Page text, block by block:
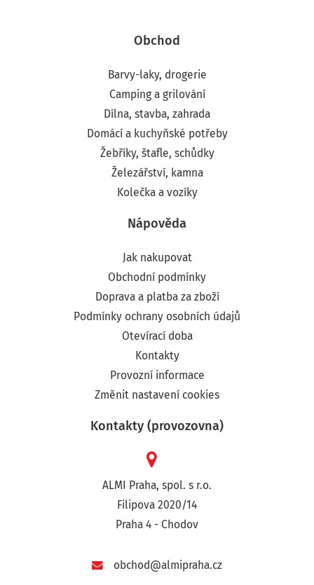
Obchod
Barvy-laky, drogerie
Camping a grilování
Dílna, stavba, zahrada
Domácí a kuchyňské potřeby
Žebříky, štafle, schůdky
Železářství, kamna
Kolečka a vozíky
Nápověda
Jak nakupovat
Obchodní podmínky
Doprava a platba za zboží
Podmínky ochrany osobních údajů
Otevírací doba
Kontakty
Provozní informace
Změnit nastavení cookies
Kontakty (provozovna)
ALMI Praha, spol. s r.o.
Filipova 2020/14
Praha 4 - Chodov
obchod@almipraha.cz